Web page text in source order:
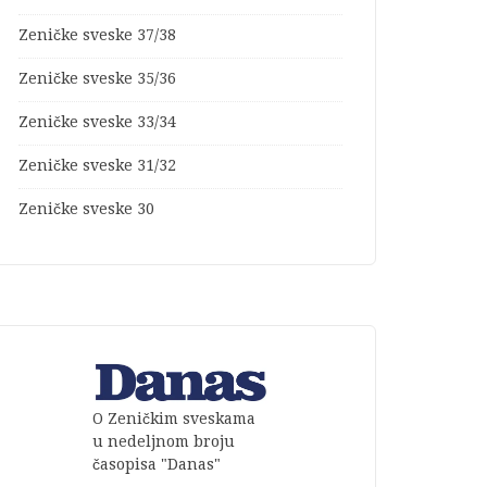
Zeničke sveske 37/38
Zeničke sveske 35/36
Zeničke sveske 33/34
Zeničke sveske 31/32
Zeničke sveske 30
O Zeničkim sveskama
u nedeljnom broju
časopisa "Danas"